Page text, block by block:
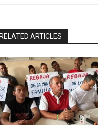
RELATED ARTICLES